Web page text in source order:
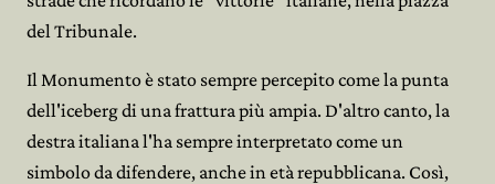
del Tribunale.
Il Monumento è stato sempre percepito come la punta
dell'iceberg di una frattura più ampia. D'altro canto, la
destra italiana l'ha sempre interpretato come un
simbolo da difendere, anche in età repubblicana. Così,